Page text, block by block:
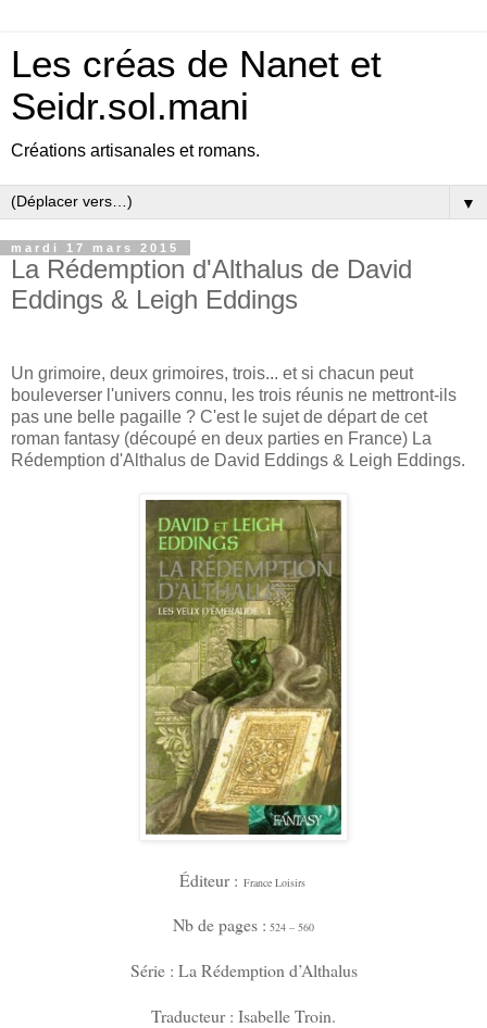
Les créas de Nanet et
Seidr.sol.mani
Créations artisanales et romans.
▼
mardi 17 mars 2015
La Rédemption d'Althalus de David
Eddings & Leigh Eddings
Un grimoire, deux grimoires, trois... et si chacun peut
bouleverser l'univers connu, les trois réunis ne mettront-ils
pas une belle pagaille ? C'est le sujet de départ de cet
roman fantasy (découpé en deux parties en France) La
Rédemption d'Althalus de David Eddings & Leigh Eddings.
Éditeur : France Loisirs
Nb de pages : 524 – 560
Série : La Rédemption d’Althalus
Traducteur : Isabelle Troin.